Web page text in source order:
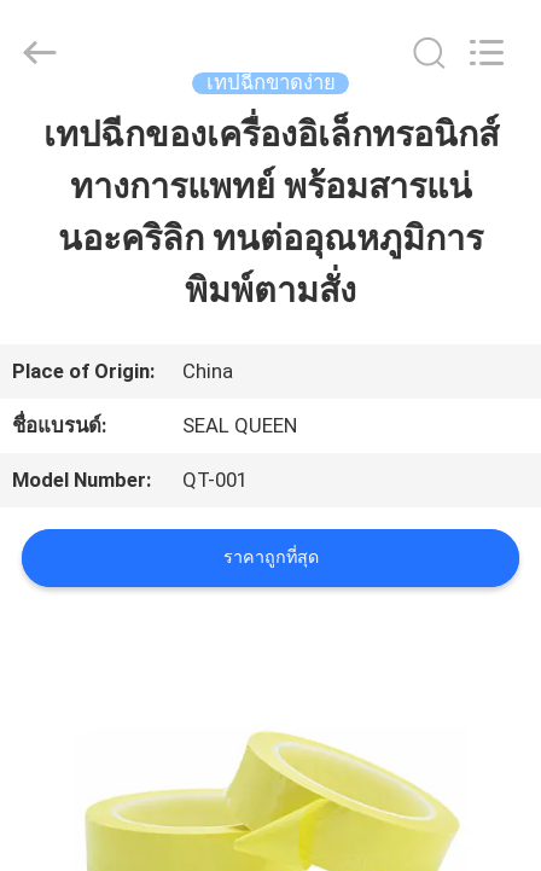
บ้าน
สินค้า
กับ
เรา
โรงงาน
Packing
เทปฉีกขาดง่าย
เทปฉีกของเครื่องอิเล็กทรอนิกส์
ทางการแพทย์ พร้อมสารแน่
นอะคริลิก ทนต่ออุณหภูมิการ
พิมพ์ตามสั่ง
Place of Origin: China
ชื่อแบรนด์: SEAL QUEEN
Model Number: QT-001
ราคาถูกที่สุด